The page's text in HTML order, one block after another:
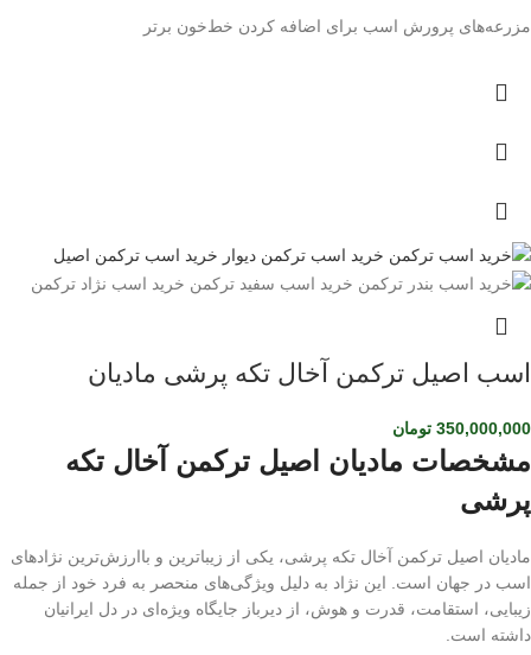
مزرعه‌های پرورش اسب برای اضافه کردن خط‌خون برتر
اسب اصیل ترکمن آخال تکه پرشی مادیان
350,000,000 تومان
مشخصات مادیان اصیل ترکمن آخال تکه
پرشی
مادیان اصیل ترکمن آخال تکه پرشی، یکی از زیباترین و باارزش‌ترین نژادهای
اسب در جهان است. این نژاد به دلیل ویژگی‌های منحصر به فرد خود از جمله
زیبایی، استقامت، قدرت و هوش، از دیرباز جایگاه ویژه‌ای در دل ایرانیان
داشته است.